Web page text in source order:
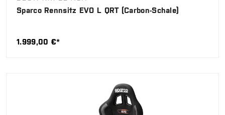
Sparco Rennsitz EVO L QRT (Carbon-Schale)
1.999,00 €*